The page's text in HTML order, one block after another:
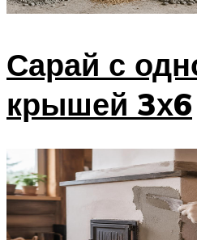
Сарай с
крышей 3х6